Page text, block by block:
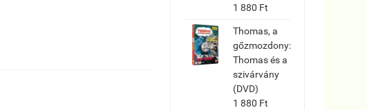
1 880 Ft
Thomas, a
gőzmozdony:
Thomas és a
szivárvány
(DVD)
1 880 Ft